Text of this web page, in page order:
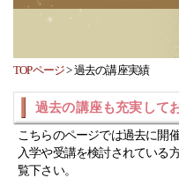
TOPページ>過去の講座実績
過去の講座も充実して
こちらのページでは過去に開
入学や受講を検討されている
覧下さい。